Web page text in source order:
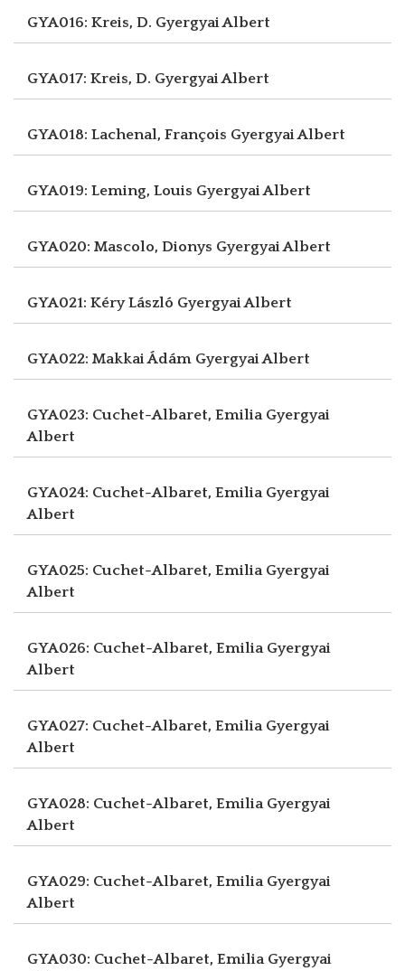
GYA016: Kreis, D. Gyergyai Albert
GYA017: Kreis, D. Gyergyai Albert
GYA018: Lachenal, François Gyergyai Albert
GYA019: Leming, Louis Gyergyai Albert
GYA020: Mascolo, Dionys Gyergyai Albert
GYA021: Kéry László Gyergyai Albert
GYA022: Makkai Ádám Gyergyai Albert
GYA023: Cuchet-Albaret, Emilia Gyergyai
Albert
GYA024: Cuchet-Albaret, Emilia Gyergyai
Albert
GYA025: Cuchet-Albaret, Emilia Gyergyai
Albert
GYA026: Cuchet-Albaret, Emilia Gyergyai
Albert
GYA027: Cuchet-Albaret, Emilia Gyergyai
Albert
GYA028: Cuchet-Albaret, Emilia Gyergyai
Albert
GYA029: Cuchet-Albaret, Emilia Gyergyai
Albert
GYA030: Cuchet-Albaret, Emilia Gyergyai